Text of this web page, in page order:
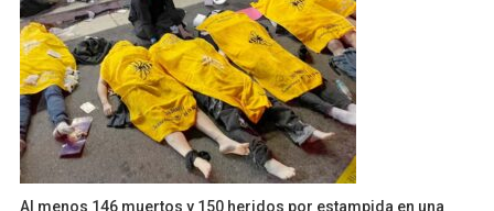
Al menos 146 muertos y 150 heridos por estampida en una